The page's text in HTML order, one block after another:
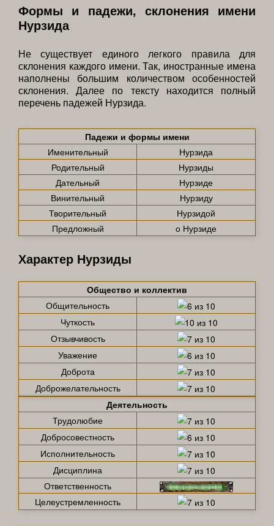
Формы и падежи, склонения имени
Нурзида
Не существует единого легкого правила для
склонения каждого имени. Так, иностранные имена
наполнены большим количеством особенностей
склонения. Далее по тексту находится полный
перечень падежей Нурзида.
Падежи и формы имени
Именительный
Нурзида
Родительный
Нурзиды
Дательный
Нурзиде
Винительный
Нурзиду
Творительный
Нурзидой
Предложный
о Нурзиде
Характер Нурзиды
Общество и коллектив
Общительность
Чуткость
Отзывчивость
Уважение
Доброта
Доброжелательность
Деятельность
Трудолюбие
Добросовестность
Исполнительность
Дисциплина
Ответственность
Целеустремленность